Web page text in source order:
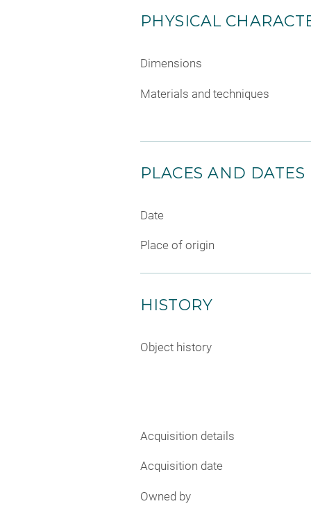
PHYSICAL
Dimensions
Materials and techniques
PLACES AND DATES
Date
Place of origin
HISTORY
Object history
Acquisition details
Acquisition date
Owned by